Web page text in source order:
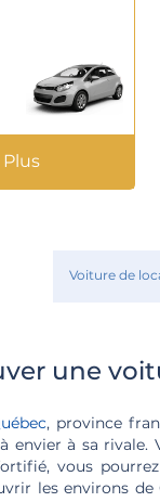
Voiture de
une
, province
envier à sa
vous
les environs de